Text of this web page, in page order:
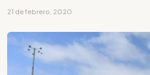
21 de febrero, 2020